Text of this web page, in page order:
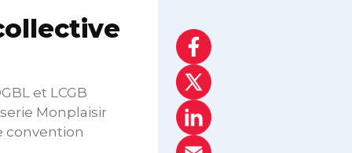
et LCGB
Monplaisir
convention